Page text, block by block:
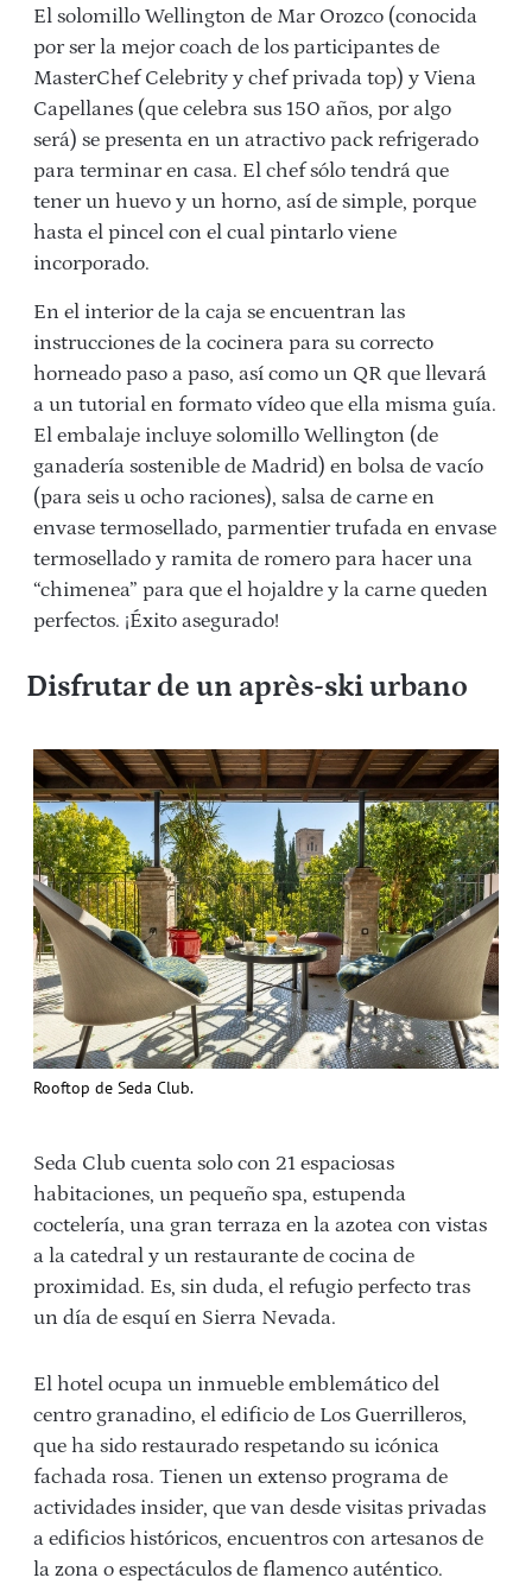
El solomillo Wellington de Mar Orozco (conocida
por ser la mejor coach de los participantes de
MasterChef Celebrity y chef privada top) y Viena
Capellanes (que celebra sus 150 años, por algo
será) se presenta en un atractivo pack refrigerado
para terminar en casa. El chef sólo tendrá que
tener un huevo y un horno, así de simple, porque
hasta el pincel con el cual pintarlo viene
incorporado.
En el interior de la caja se encuentran las
instrucciones de la cocinera para su correcto
horneado paso a paso, así como un QR que llevará
a un tutorial en formato vídeo que ella misma guía.
El embalaje incluye solomillo Wellington (de
ganadería sostenible de Madrid) en bolsa de vacío
(para seis u ocho raciones), salsa de carne en
envase termosellado, parmentier trufada en envase
termosellado y ramita de romero para hacer una
“chimenea” para que el hojaldre y la carne queden
perfectos. ¡Éxito asegurado!
Disfrutar de un après-ski urbano
Rooftop de Seda Club.
Seda Club cuenta solo con 21 espaciosas
habitaciones, un pequeño spa, estupenda
coctelería, una gran terraza en la azotea con vistas
a la catedral y un restaurante de cocina de
proximidad. Es, sin duda, el refugio perfecto tras
un día de esquí en Sierra Nevada.
El hotel ocupa un inmueble emblemático del
centro granadino, el edificio de Los Guerrilleros,
que ha sido restaurado respetando su icónica
fachada rosa. Tienen un extenso programa de
actividades insider, que van desde visitas privadas
a edificios históricos, encuentros con artesanos de
la zona o espectáculos de flamenco auténtico.